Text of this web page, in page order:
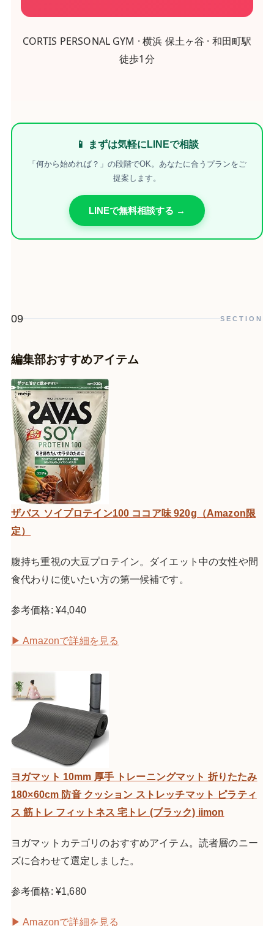
CORTIS PERSONAL GYM · 横浜 保土ヶ谷 · 和田町駅
徒歩1分
📱 まずは気軽にLINEで相談
「何から始めれば？」の段階でOK。あなたに合うプランをご
提案します。
LINEで無料相談する →
09 SECTION
編集部おすすめアイテム
ザバス ソイプロテイン100 ココア味 920g（Amazon限
定）
腹持ち重視の大豆プロテイン。ダイエット中の女性や間
食代わりに使いたい方の第一候補です。
参考価格: ¥4,040
▶ Amazonで詳細を見る
ヨガマット 10mm 厚手 トレーニングマット 折りたたみ
180×60cm 防音 クッション ストレッチマット ピラティ
ス 筋トレ フィットネス 宅トレ (ブラック) iimon
ヨガマットカテゴリのおすすめアイテム。読者層のニー
ズに合わせて選定しました。
参考価格: ¥1,680
▶ Amazonで詳細を見る